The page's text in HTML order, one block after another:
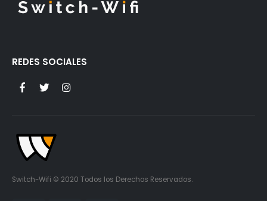
REDES SOCIALES
Switch-Wifi © 2020 Todos los Derechos Reservados.